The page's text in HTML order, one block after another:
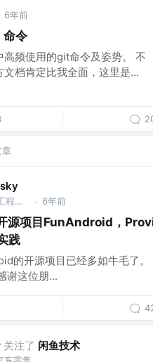
6年前
命令
高频使用的git命令及姿势。 不
文档肯定比我全面，这里是...
移动开发工程师 @嘿嘿嘿 · 6年前
源项目FunAndroid，
践
的开源项目已经多如牛毛了
谢这位朋...
关注了 闲鱼技术